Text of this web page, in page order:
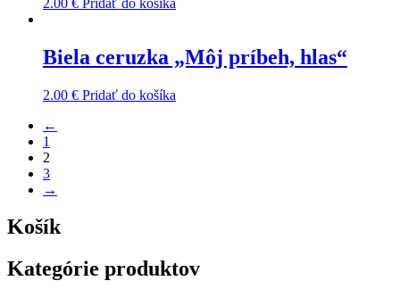
Biela ceruzka „Môj príbeh, hlas“
2.00 € Pridať do košíka
←
1
2
3
→
Košík
Kategórie produktov